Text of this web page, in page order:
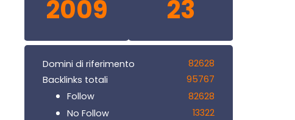
2009 23
Domini di riferimento
82628
Backlinks totali
95767
Follow
82628
No Follow
13322